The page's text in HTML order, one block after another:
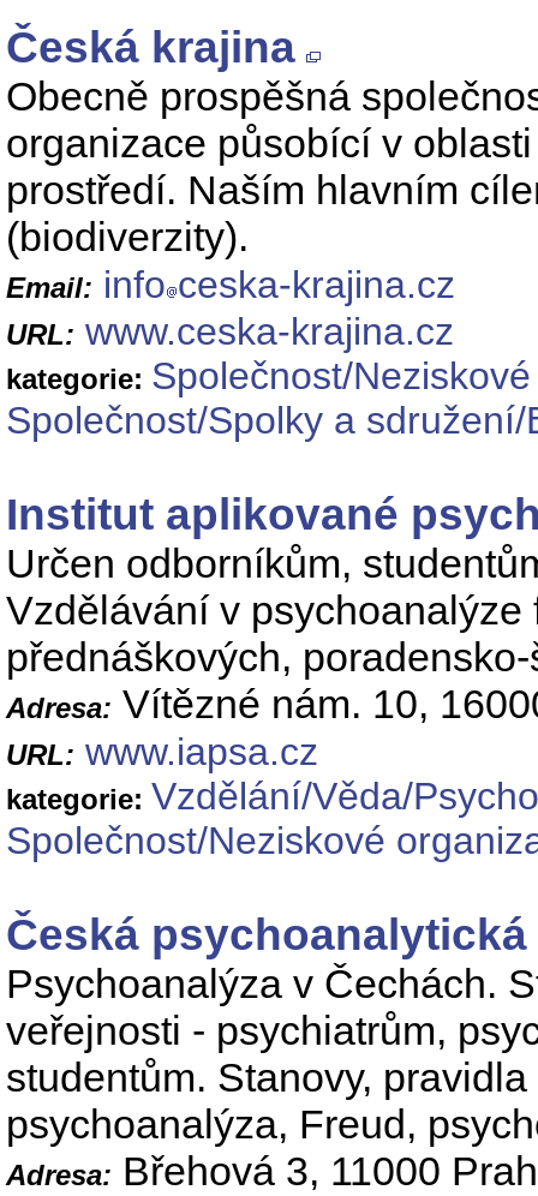
Česká krajina
Obecně prospěšná
organizace působící v
prostředí. Naším hlavním
(biodiverzity).
Email: info ceska-krajina.cz
URL: www.ceska-krajina.cz
kategorie: Společnost/
Společnost/Spolky a
Institut aplikované
Určen odborníkům,
Vzdělávání v
přednáškových,
Adresa: Vítězné nám. 10,
URL: www.iapsa.cz
kategorie: Vzdělání/Věda/
Společnost/Neziskové
Česká
Psychoanalýza v Čechách.
veřejnosti - psychiatrům,
studentům. Stanovy,
psychoanalýza, Freud,
Adresa: Břehová 3, 11000